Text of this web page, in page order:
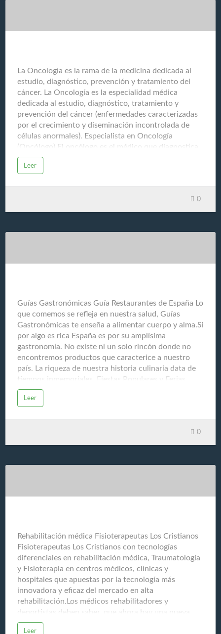
La Oncología es la rama de la medicina dedicada al
estudio, diagnóstico, prevención y tratamiento del
cáncer. La Oncología es la especialidad médica
dedicada al estudio, diagnóstico, tratamiento y
prevención del cáncer (enfermedades caracterizadas
por el crecimiento y diseminación incontrolada de
células anormales). Especialista en Oncología
(Oncólogo) El oncólogo es el médico que diagnostica
y trata el cáncer, y es generalmente el encargado de
coordinar el plan de atención del paciente con cáncer,
Determinar el tipo, la ubicación y el estadio (etapa) de
Recomendar y gestionar la combinación de terapias
Leer
0
Guías Gastronómicas Guía Restaurantes de España Lo
que comemos se refleja en nuestra salud, Guías
Gastronómicas te enseña a alimentar cuerpo y alma.Si
por algo es rica España es por su amplísima
gastronomía. No existe ni un solo rincón donde no
encontremos productos que caracterice a nuestro
país. La riqueza de nuestra historia culinaria data de
tiempos inmemoriales. Fiestas Populares y Ferias
Gastronómicas son la fuente de nuestra memoria
ancestral. El respeto que sentimos hacia nuestros
educación del paladar. Debido al gran entusiasmo que
provoca nuestra cocina en el resto del mundo, nos
culinario y que se muestra a través de esta completa
experiencia de chefs, restauradores (restaurantes
Leer
0
Rehabilitación médica Fisioterapeutas Los Cristianos
Fisioterapeutas Los Cristianos con tecnologías
diferenciales en rehabilitación médica, Traumatología
y Fisioterapia en centros médicos, clínicas y
hospitales que apuestas por la tecnología más
innovadora y eficaz del mercado en alta
rehabilitación.Los médicos rehabilitadores y
deportistas deben saber, que ahora hay una nueva
tecnología de última generación capaz de recuperar al
Leer